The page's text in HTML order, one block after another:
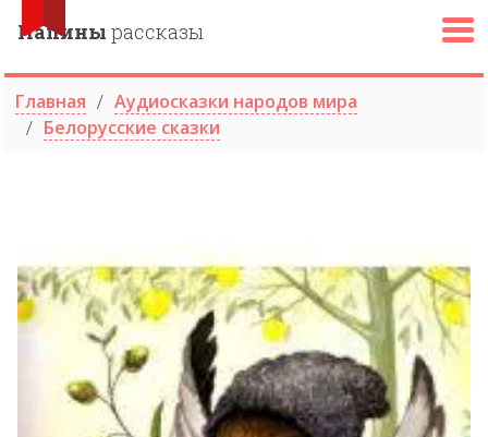
Папины рассказы
Главная
Аудиосказки народов мира
Белорусские сказки